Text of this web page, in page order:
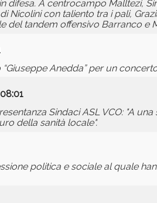
difesa. A centrocampo Malltezi,
con taliento tra i pali,
del tandem offensivo Barranco e
Anedda” per un
Sindaci ASL VCO: "A una
della sanità locale".
politica e sociale al quale